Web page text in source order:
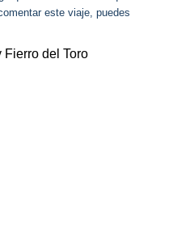
este viaje, puedes
Fierro del Toro